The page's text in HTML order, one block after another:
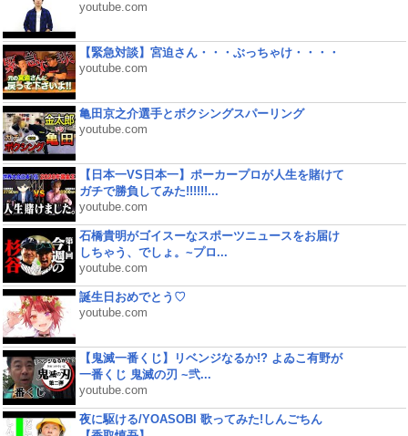
youtube.com
【緊急対談】宮迫さん・・・ぶっちゃけ・・・・
youtube.com
亀田京之介選手とボクシングスパーリング
youtube.com
【日本一VS日本一】ポーカープロが人生を賭けて
ガチで勝負してみた!!!!!!...
youtube.com
石橋貴明がゴイスーなスポーツニュースをお届け
しちゃう、でしょ。~プロ...
youtube.com
誕生日おめでとう♡
youtube.com
【鬼滅一番くじ】リベンジなるか!? よゐこ有野が
一番くじ 鬼滅の刃 ~弐...
youtube.com
夜に駆ける/YOASOBI 歌ってみた!しんごちん